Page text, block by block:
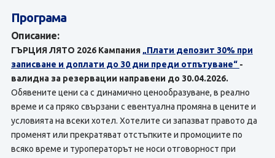
Програма
Описание:
ГЪРЦИЯ ЛЯТО 2026 Кампания „Плати депозит 30% при
записване и доплати до 30 дни преди отпътуване“ -
валидна за резервации направени до 30.04.2026.
Обявените цени са с динамично ценообразуване, в реално
време и са пряко свързани с евентуална промяна в цените и
условията на всеки хотел. Хотелите си запазват правото да
променят или прекратяват отстъпките и промоциите по
всяко време и туроператорът не носи отговорност при